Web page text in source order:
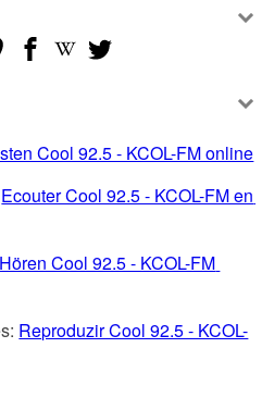
Cool 92.5 - KCOL-FM online
Ecouter Cool 92.5 - KCOL-FM en
Hören Cool 92.5 - KCOL-FM
Reproduzir Cool 92.5 - KCOL-